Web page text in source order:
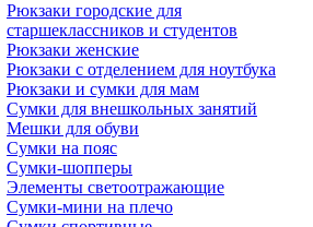
Рюкзаки городские для
старшеклассников и студентов
Рюкзаки женские
Рюкзаки с отделением для ноутбука
Рюкзаки и сумки для мам
Сумки для внешкольных занятий
Мешки для обуви
Сумки на пояс
Сумки-шопперы
Элементы светоотражающие
Сумки-мини на плечо